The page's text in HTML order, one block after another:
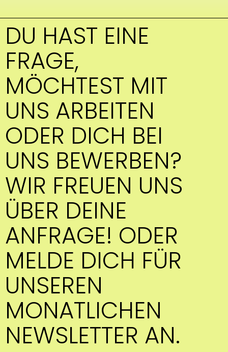
DU HAST EINE
FRAGE,
MÖCHTEST MIT
UNS ARBEITEN
ODER DICH BEI
UNS BEWERBEN?
WIR FREUEN UNS
ÜBER DEINE
ANFRAGE!​ ODER
MELDE DICH FÜR
UNSEREN
MONATLICHEN
NEWSLETTER AN.